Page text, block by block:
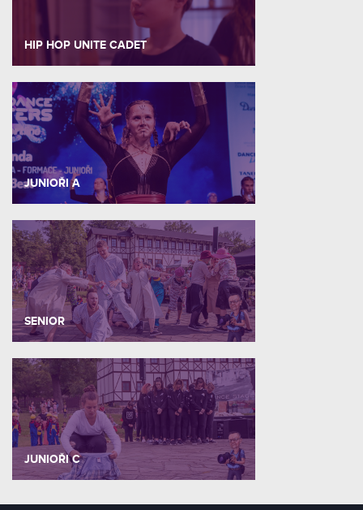
HIP HOP UNITE CADET
JUNIOŘI A
SENIOR
JUNIOŘI C